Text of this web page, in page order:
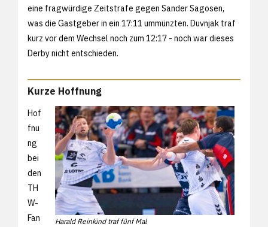
eine fragwürdige Zeitstrafe gegen Sander Sagosen,
was die Gastgeber in ein 17:11 ummünzten. Duvnjak traf
kurz vor dem Wechsel noch zum 12:17 - noch war dieses
Derby nicht entschieden.
Kurze Hoffnung
Harald Reinkind traf fünf Mal
Hof
fnu
ng
bei
den
TH
W-
Fan